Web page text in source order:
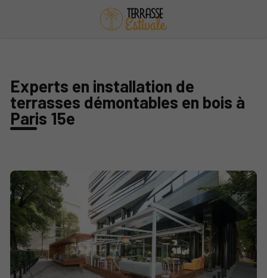
Experts en installation de
terrasses démontables en bois à
Paris 15e